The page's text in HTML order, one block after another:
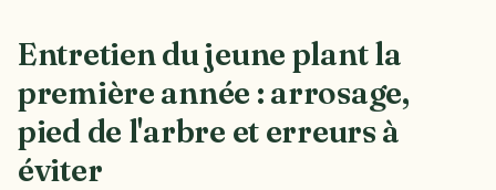
Entretien du jeune plant la
première année : arrosage,
pied de l'arbre et erreurs à
éviter